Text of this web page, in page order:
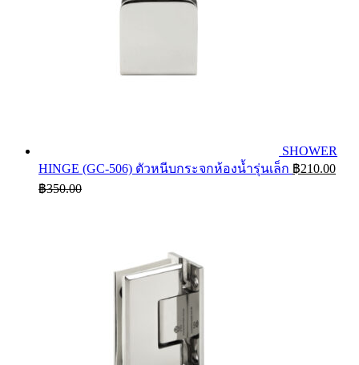
SHOWER
HINGE (GC-506) ตัวหนีบกระจกห้องน้ำรุ่นเล็ก ฿210.00
฿350.00